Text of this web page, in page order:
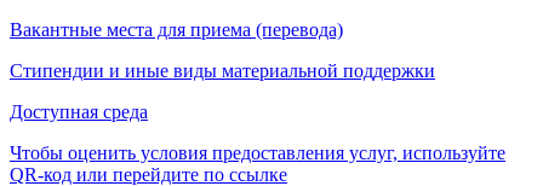
Вакантные места для приема (перевода)
Стипендии и иные виды материальной поддержки
Доступная среда
Чтобы оценить условия предоставления услуг, используйте
QR-код или перейдите по ссылке